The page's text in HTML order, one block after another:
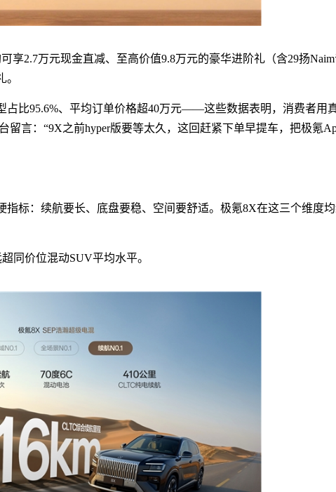
享2.7万元现金直减、至高价值9.8万元的豪华进阶礼（含29扬
占比95.6%、平均订单价格超40万元——这些数据表明，消费者用
留言：“9X之前hyper版要等太久，这回赶紧下单早提车，把极氪
标：续航要长、底盘要稳、空间要舒适。极氪8X在这三个维度
同价位混动SUV平均水平。